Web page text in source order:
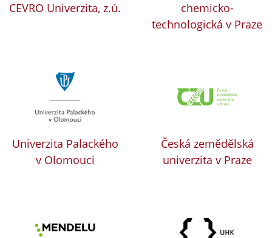
CEVRO Univerzita, z.ú.
chemicko-
technologická v Praze
Univerzita Palackého
v Olomouci
Česká zemědělská
univerzita v Praze